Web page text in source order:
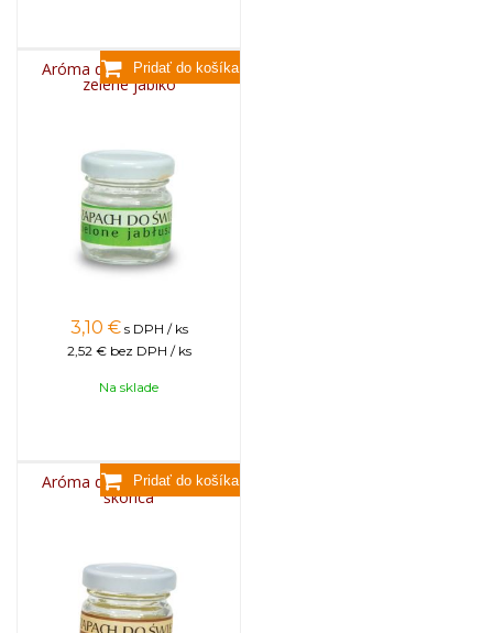
Aróma do sviečok, 25g -
zelené jablko
3,10 € s DPH / ks
2,52 € bez DPH / ks
Na sklade
Aróma do sviečok, 25g -
škorica